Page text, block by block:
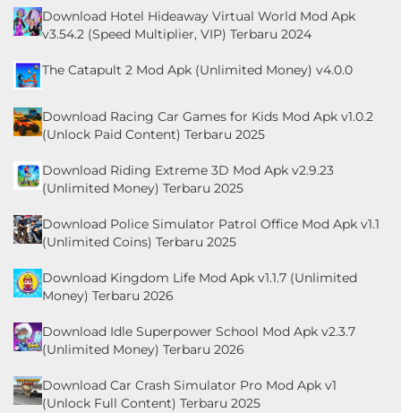
Download Hotel Hideaway Virtual World Mod Apk
v3.54.2 (Speed Multiplier, VIP) Terbaru 2024
The Catapult 2 Mod Apk (Unlimited Money) v4.0.0
Download Racing Car Games for Kids Mod Apk v1.0.2
(Unlock Paid Content) Terbaru 2025
Download Riding Extreme 3D Mod Apk v2.9.23
(Unlimited Money) Terbaru 2025
Download Police Simulator Patrol Office Mod Apk v1.1
(Unlimited Coins) Terbaru 2025
Download Kingdom Life Mod Apk v1.1.7 (Unlimited
Money) Terbaru 2026
Download Idle Superpower School Mod Apk v2.3.7
(Unlimited Money) Terbaru 2026
Download Car Crash Simulator Pro Mod Apk v1
(Unlock Full Content) Terbaru 2025